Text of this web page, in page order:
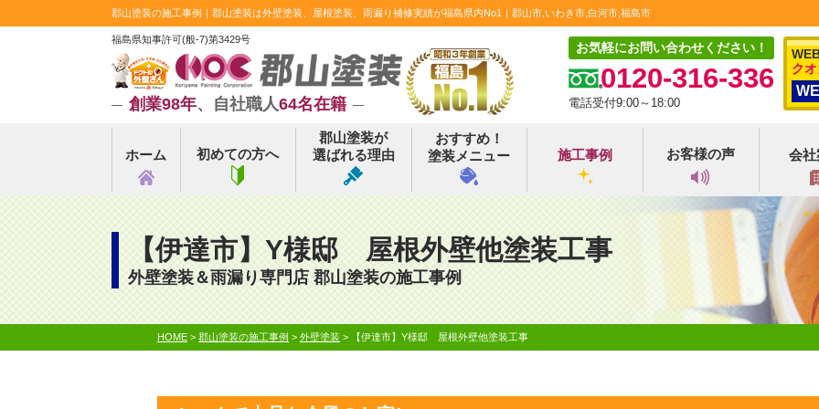
郡山塗装の施工事例｜郡山塗装は外壁塗装、屋根塗装、雨漏り補修実績が福島県内No1｜郡山市,いわき市,白河市,福島市
福島県知事許可(般-7)第3429号
創業98年、自社職人64名在籍
お気軽にお問い合わせください！
0120-316-336
電話受付9:00～18:00
ク
ホーム 初めての方へ
郡山塗装が
選ばれる理由
おすすめ！
塗装メニュー
施工事例 お客様の声 会
【伊達市】Y様邸 屋根外壁他塗装工事
外壁塗装＆雨漏り専門店 郡山塗装の施工事例
HOME > 郡山塗装の施工事例 > 外壁塗装 > 【伊達市】Y様邸 屋根外壁他塗装工事